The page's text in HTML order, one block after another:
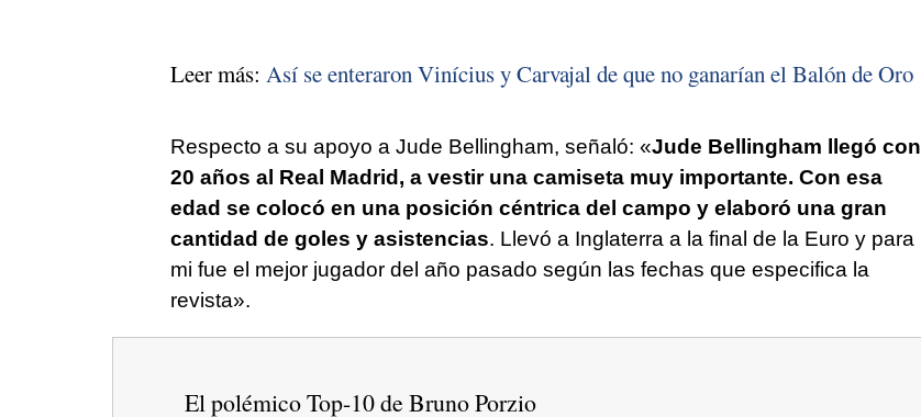
Leer más: Así se enteraron Vinícius y Carvajal de que no ganarían el Balón de Oro
Respecto a su apoyo a Jude Bellingham, señaló: «Jude Bellingham llegó con
20 años al Real Madrid, a vestir una camiseta muy importante. Con esa
edad se colocó en una posición céntrica del campo y elaboró una gran
cantidad de goles y asistencias. Llevó a Inglaterra a la final de la Euro y para
mi fue el mejor jugador del año pasado según las fechas que especifica la
revista».
El polémico Top-10 de Bruno Porzio